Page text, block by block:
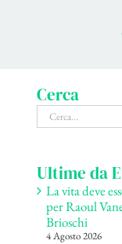
Cerca
Cerca
per:
Ultime da
La vita deve
per Raoul
Brioschi
4 Agosto 2026